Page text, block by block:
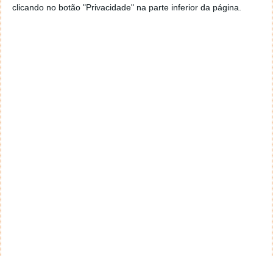
clicando no botão "Privacidade" na parte inferior da página.
Sendo uma proposta que está ainda numa fase de